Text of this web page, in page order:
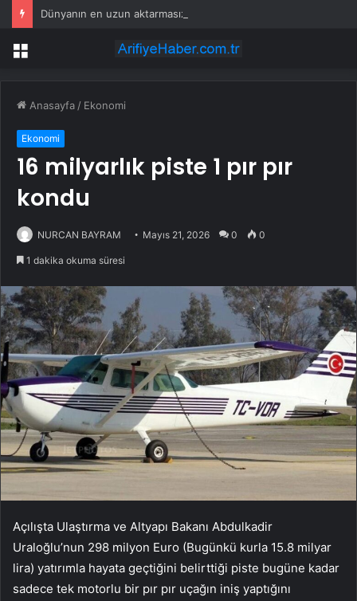
Menü
Anasayfa / Ekonomi
Ekonomi
16 milyarlık piste 1 pır pır
kondu
NURCAN BAYRAM Mayıs 21, 2026 0 0
1 dakika okuma süresi
Açılışta Ulaştırma ve Altyapı Bakanı Abdulkadir
Uraloğlu’nun 298 milyon Euro (Bugünkü kurla 15.8 milyar
lira) yatırımla hayata geçtiğini belirttiği piste bugüne kadar
sadece tek motorlu bir pır pır uçağın iniş yaptığını